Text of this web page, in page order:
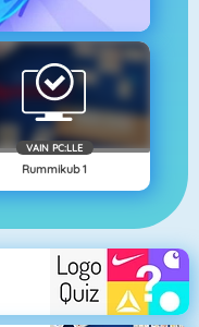
VAIN PC:LLE
Rummikub 1